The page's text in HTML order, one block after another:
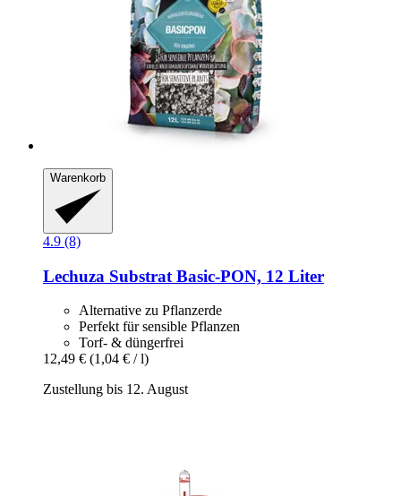
Warenkorb
4.9 (8)
Lechuza Substrat Basic-​PON, 12 Liter
Alternative zu Pflanzerde
Perfekt für sensible Pflanzen
Torf- & düngerfrei
12,49 € (1,04 € / l)
Zustellung bis 12. August